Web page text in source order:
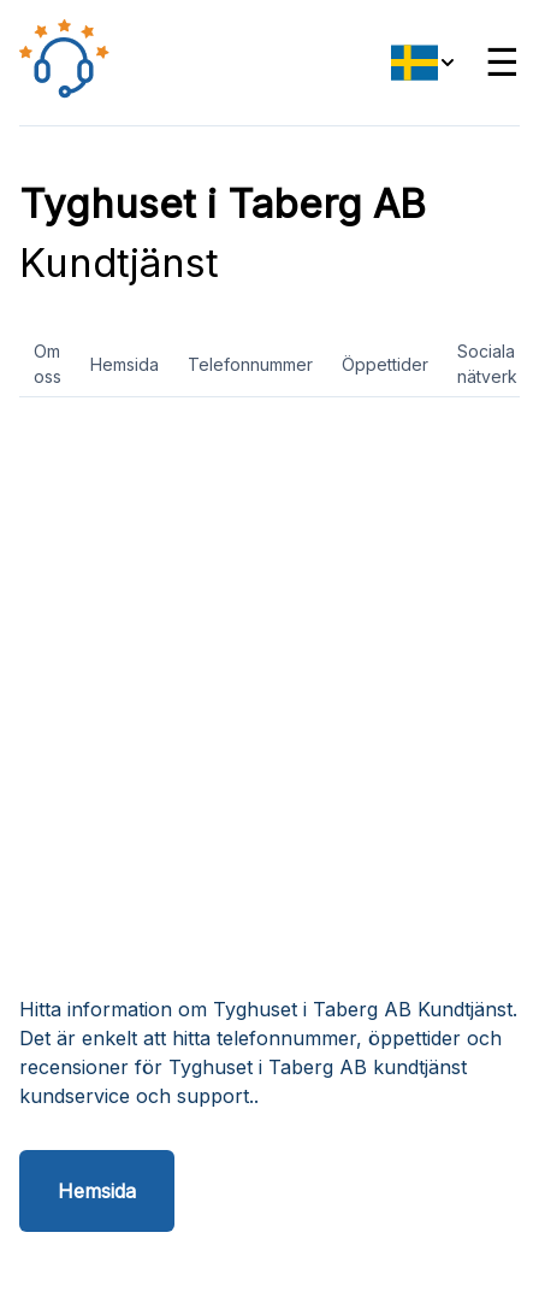
☰
Tyghuset i Taberg AB
Kundtjänst
Om
oss
Hemsida Telefonnummer Öppettider
Sociala
nätverk
Hitta information om Tyghuset i Taberg AB Kundtjänst.
Det är enkelt att hitta telefonnummer, öppettider och
recensioner för Tyghuset i Taberg AB kundtjänst
kundservice och support..
Hemsida